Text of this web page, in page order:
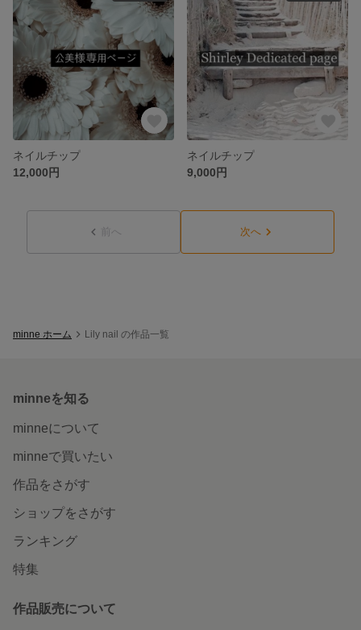
ネイルチップ
12,000円
ネイルチップ
9,000円
前へ 次へ
minne ホーム Lily nail の作品一覧
minneを知る
minneについて
minneで買いたい
作品をさがす
ショップをさがす
ランキング
特集
作品販売について